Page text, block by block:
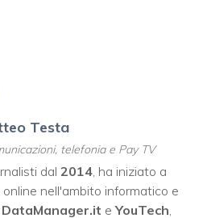
Testa
telefonia e Pay TV
dal 2014, ha iniziato a
nell'ambito informatico e
DataManager.it eYouTech